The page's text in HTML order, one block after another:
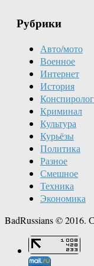
Рубрики
Авто/мото
Военное
Интернет
История
Криминал
Культура
Курьёзы
Политика
Разное
Смешное
Техника
Экономика
BadRussians © 2016.